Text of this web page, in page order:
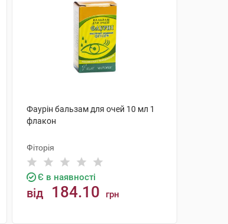
Фаурін бальзам для очей 10 мл 1
флакон
Фіторія
Є в наявності
від 184.10 грн